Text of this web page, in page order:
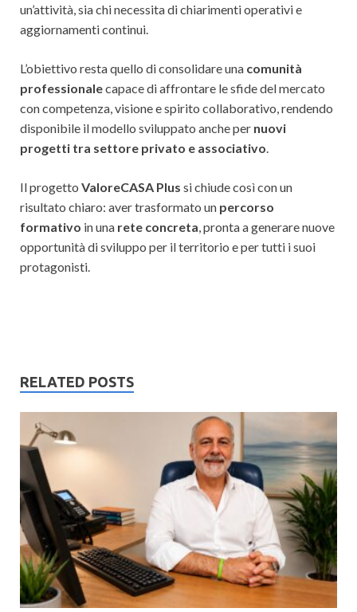
un’attività, sia chi necessita di chiarimenti operativi e
aggiornamenti continui.
L’obiettivo resta quello di consolidare una comunità
professionalecapace di affrontare le sfide del mercato
con competenza, visione e spirito collaborativo, rendendo
disponibile il modello sviluppato anche per nuovi
progetti tra settore privato e associativo.
Il progetto ValoreCASA Plus si chiude così con un
risultato chiaro: aver trasformato un percorso
formativo in una rete concreta, pronta a generare nuove
opportunità di sviluppo per il territorio e per tutti i suoi
protagonisti.
RELATED POSTS